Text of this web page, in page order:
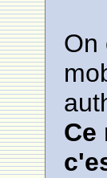
On
Ce